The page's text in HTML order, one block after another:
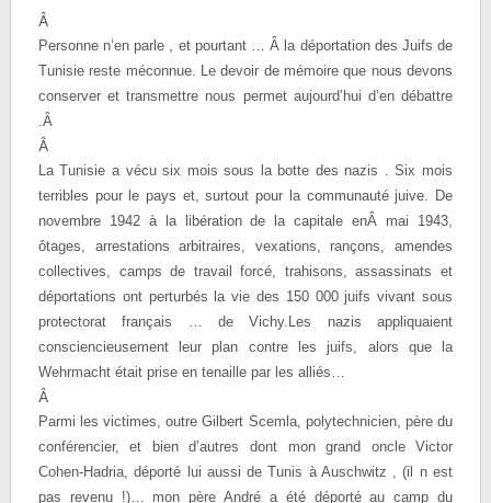
Â
Personne n’en parle , et pourtant … Â la déportation des Juifs de
Tunisie reste méconnue. Le devoir de mémoire que nous devons
conserver et transmettre nous permet aujourd’hui d’en débattre
.Â
Â
La Tunisie a vécu six mois sous la botte des nazis . Six mois
terribles pour le pays et, surtout pour la communauté juive. De
novembre 1942 à la libération de la capitale enÂ mai 1943,
ôtages, arrestations arbitraires, vexations, rançons, amendes
collectives, camps de travail forcé, trahisons, assassinats et
déportations ont perturbés la vie des 150 000 juifs vivant sous
protectorat français … de Vichy.Les nazis appliquaient
consciencieusement leur plan contre les juifs, alors que la
Wehrmacht était prise en tenaille par les alliés…
Â
Parmi les victimes, outre Gilbert Scemla, polytechnicien, père du
conférencier, et bien d’autres dont mon grand oncle Victor
Cohen-Hadria, déporté lui aussi de Tunis à Auschwitz , (il n est
pas revenu !)… mon père André a été déporté au camp du